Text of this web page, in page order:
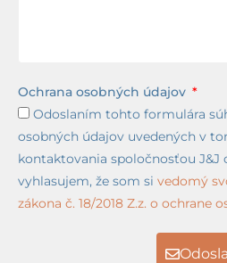
Ochrana osobných údajov
Odoslaním tohto formulára
osobných údajov uvedených v
kontaktovania spoločnosťou J&J
vyhlasujem, že som si vedomý
zákona č. 18/2018 Z.z. o ochrane